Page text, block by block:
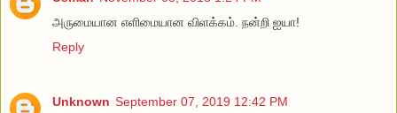
அருமையான எளிமையான விளக்கம். நன்றி ஐயா!
Reply
Unknown September 07, 2019 12:42 PM